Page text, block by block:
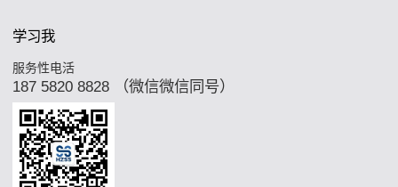
学习我
服务性电活
187 5820 8828 （微信微信同号）